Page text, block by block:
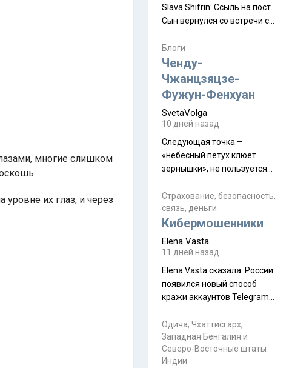
многие слишком
их глаз, и через
Slava Shifrin: Ссыль на пост
Сын вернулся со встречи с
уже, как демобилизовались,
а продолжают встречаться
почти каждую неделю) и с
порога сообщил: "Эйтан
разводится!" Эйтан -
мальчик из религиозной
семьи, из тех, кого называют
"вязаные кипы". С 2022-го
Блоги
Ченду-
Чжанцзяцзе-
Фужун-Фенхуан
SvetaVolga
10 дней назад
Следующая точка –
«небесный петух клюет
зернышки», не пользуется
заслужено, и чтобы попасть
на начало тропы показали
водителю карту, иначе
Пошли туда, потому что я
отзывов. По мне – сплошная
физуха, долгий спуск, потом
подъем по этому же пути.
Пока
Страхование, безопасность,
связь, деньги
Кибермошенники
Elena Vasta
11 дней назад
Elena Vasta сказалa: России
появился новый способ
кражи аккаунтов Telegram
Прочитайте! У моих двух
знакомых вот так увели
аккаунты
Одича, Чхаттисгарх,
Западная Бенгалия и
Северо-Восточные штаты
Индии